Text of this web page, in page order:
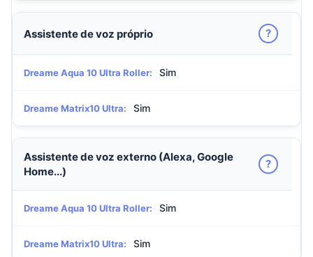
Assistente de voz próprio ?
Dreame Aqua 10 Ultra Roller: Sim
Dreame Matrix10 Ultra: Sim
Assistente de voz externo (Alexa, Google
Home...)
?
Dreame Aqua 10 Ultra Roller: Sim
Dreame Matrix10 Ultra: Sim